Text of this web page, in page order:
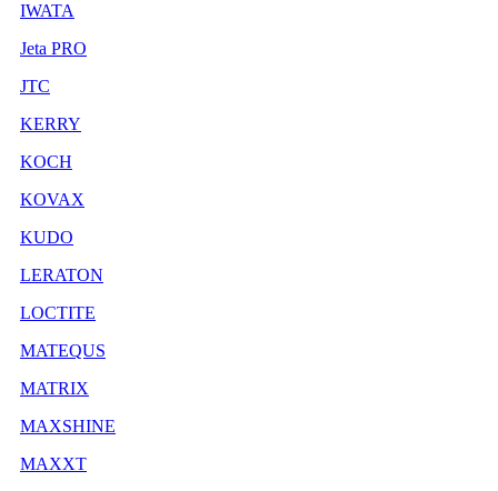
IWATA
Jeta PRO
JTC
KERRY
KOCH
KOVAX
KUDO
LERATON
LOCTITE
MATEQUS
MATRIX
MAXSHINE
MAXXT